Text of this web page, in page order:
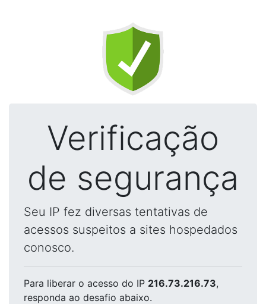
Verificação
de segurança
Seu IP fez diversas tentativas de
acessos suspeitos a sites hospedados
conosco.
Para liberar o acesso do IP 216.73.216.73,
responda ao desafio abaixo.